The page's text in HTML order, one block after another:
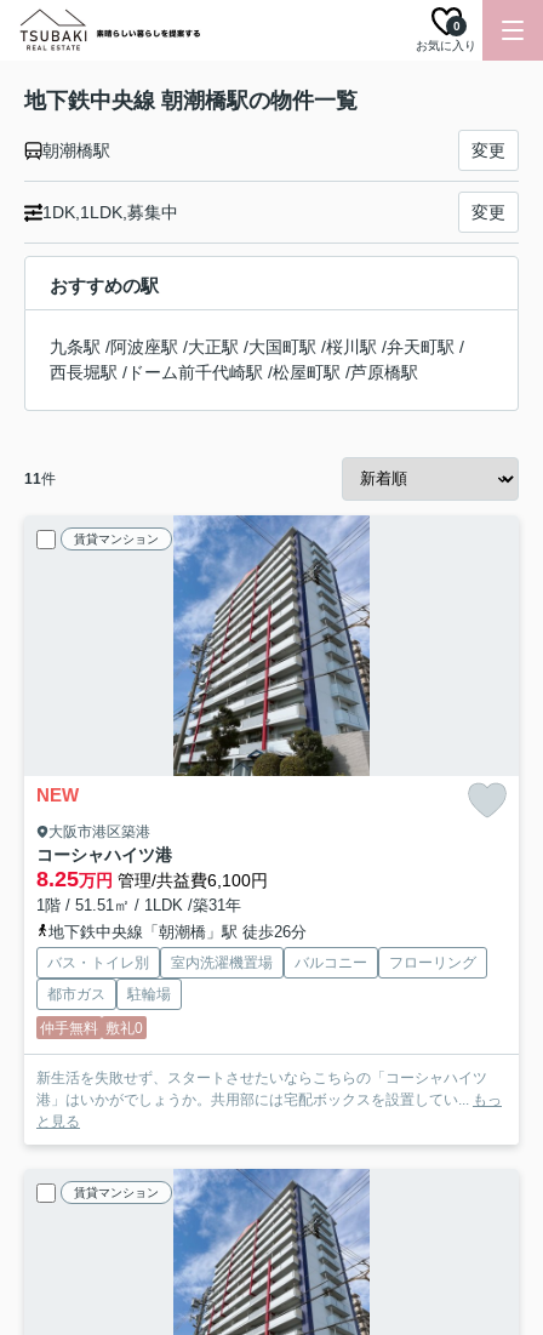
お気に入り
0
地下鉄中央線 朝潮橋駅の物件一覧
朝潮橋駅 変更
1DK,1LDK,募集中 変更
おすすめの駅
九条駅 /阿波座駅 /大正駅 /大国町駅 /桜川駅 /弁天町駅 /
西長堀駅 / ドーム前千代崎駅 /松屋町駅 /芦原橋駅
11件
賃貸マンション
NEW
大阪市港区築港
コーシャハイツ港
8.25万円 管理/共益費6,100円
1階 / 51.51㎡ / 1LDK /築31年
地下鉄中央線「朝潮橋」駅 徒歩26分
バス・トイレ別 室内洗濯機置場 バルコニー
フローリング
都市ガス
駐輪場
仲手無料 敷礼0
新生活を失敗せず、スタートさせたいならこちらの「コーシャハイツ
港」はいかがでしょうか。共用部には宅配ボックスを設置してい... もっ
と見る
賃貸マンション